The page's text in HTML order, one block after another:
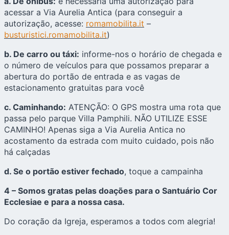
acessar a Via Aurelia Antica (para conseguir a
autorização, acesse: romamobilita.it –
busturistici.romamobilita.it)
b. De carro ou táxi: informe-nos o horário de chegada e
o número de veículos para que possamos preparar a
abertura do portão de entrada e as vagas de
estacionamento gratuitas para você
c. Caminhando: ATENÇÃO: O GPS mostra uma rota que
passa pelo parque Villa Pamphili. NÃO UTILIZE ESSE
CAMINHO! Apenas siga a Via Aurelia Antica no
acostamento da estrada com muito cuidado, pois não
há calçadas
d. Se o portão estiver fechado, toque a campainha
4 – Somos gratas pelas doações para o Santuário Cor
Ecclesiae e para a nossa casa.
Do coração da Igreja, esperamos a todos com alegria!